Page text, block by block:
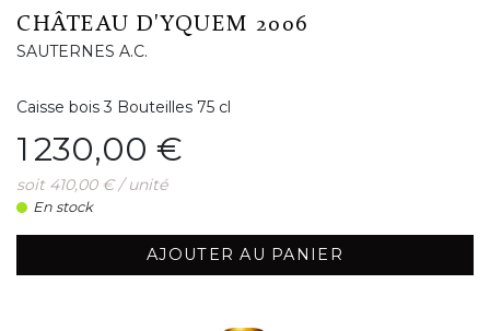
CHÂTEAU D'YQUEM 2006
SAUTERNES A.C.
Caisse bois 3 Bouteilles 75 cl
Prix
1 230,00 €
soit 410,00 € / unité
En stock
AJOUTER AU PANIER